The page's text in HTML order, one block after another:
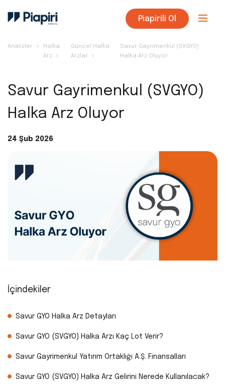
Piapirili Ol
Analizler
Halka
Arz
Güncel Halka
Arzlar
Savur Gayrimenkul (SVGYO)
Halka Arz Oluyor
Savur Gayrimenkul (SVGYO)
Halka Arz Oluyor
24 Şub 2026
İçindekiler
Savur GYO Halka Arz Detayları
Savur GYO (SVGYO) Halka Arzı Kaç Lot Verir?
Savur Gayrimenkul Yatırım Ortaklığı A.Ş. Finansalları
Savur GYO (SVGYO) Halka Arz Gelirini Nerede Kullanılacak?